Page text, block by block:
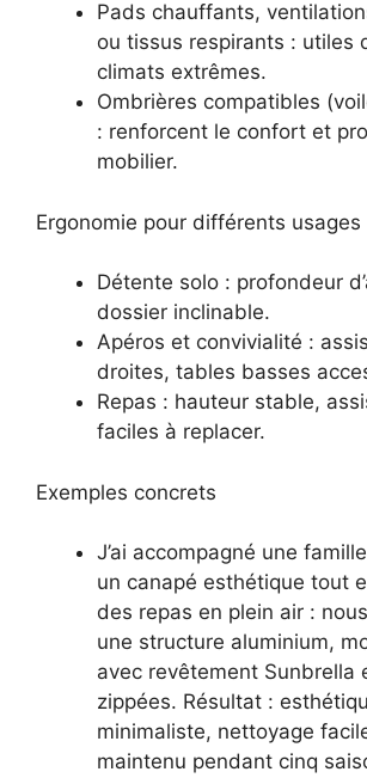
Pads chauffants,
ou tissus respirants : utiles
climats extrêmes.
Ombrières compatibles
: renforcent le confort et
mobilier.
Ergonomie pour différents usages
Détente solo : profondeur
dossier inclinable.
Apéros et convivialité :
droites, tables basses
Repas : hauteur stable,
faciles à replacer.
Exemples concrets
J’ai accompagné une
un canapé esthétique tout
des repas en plein air :
une structure aluminium,
avec revêtement Sunbrella
zippées. Résultat :
minimaliste, nettoyage
maintenu pendant cinq